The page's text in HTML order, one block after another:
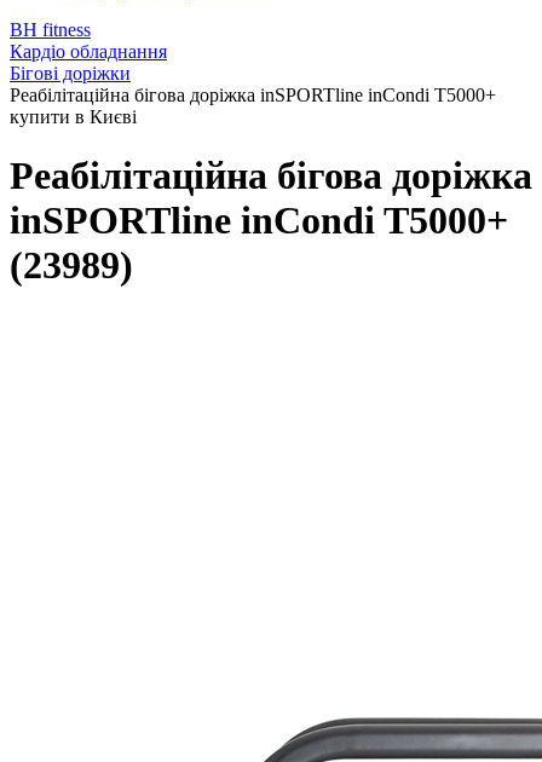
BH fitness
Кардіо обладнання
Бігові доріжки
Реабілітаційна бігова доріжка inSPORTline inCondi T5000+
купити в Києві
Реабілітаційна бігова доріжка
inSPORTline inCondi T5000+
(23989)